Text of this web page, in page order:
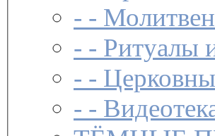
- -
- - Ритуалы
- -
- -